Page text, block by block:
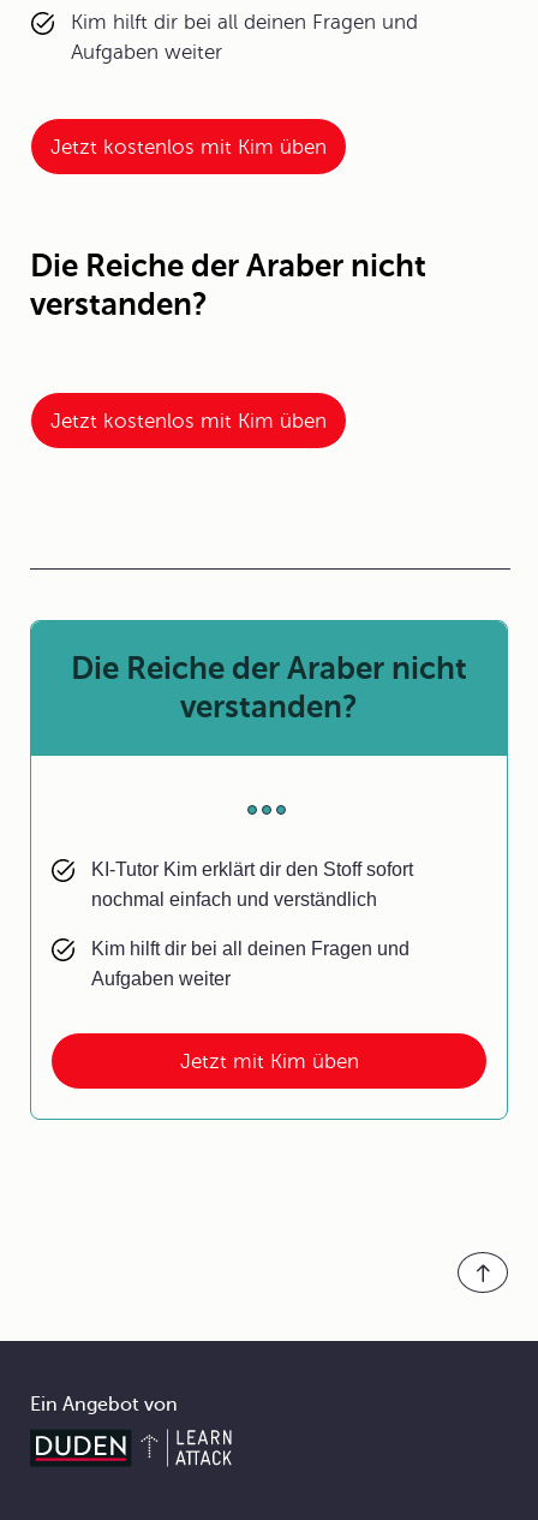
Kim hilft dir bei all deinen Fragen und
Aufgaben weiter
Jetzt kostenlos mit Kim üben
Die Reiche der Araber nicht
verstanden?
Jetzt kostenlos mit Kim üben
Jetzt mit Kim üben
Die Reiche der Araber nicht
verstanden?
KI-Tutor Kim erklärt dir den Stoff sofort
nochmal einfach und verständlich
Kim hilft dir bei all deinen Fragen und
Aufgaben weiter
Ein Angebot von